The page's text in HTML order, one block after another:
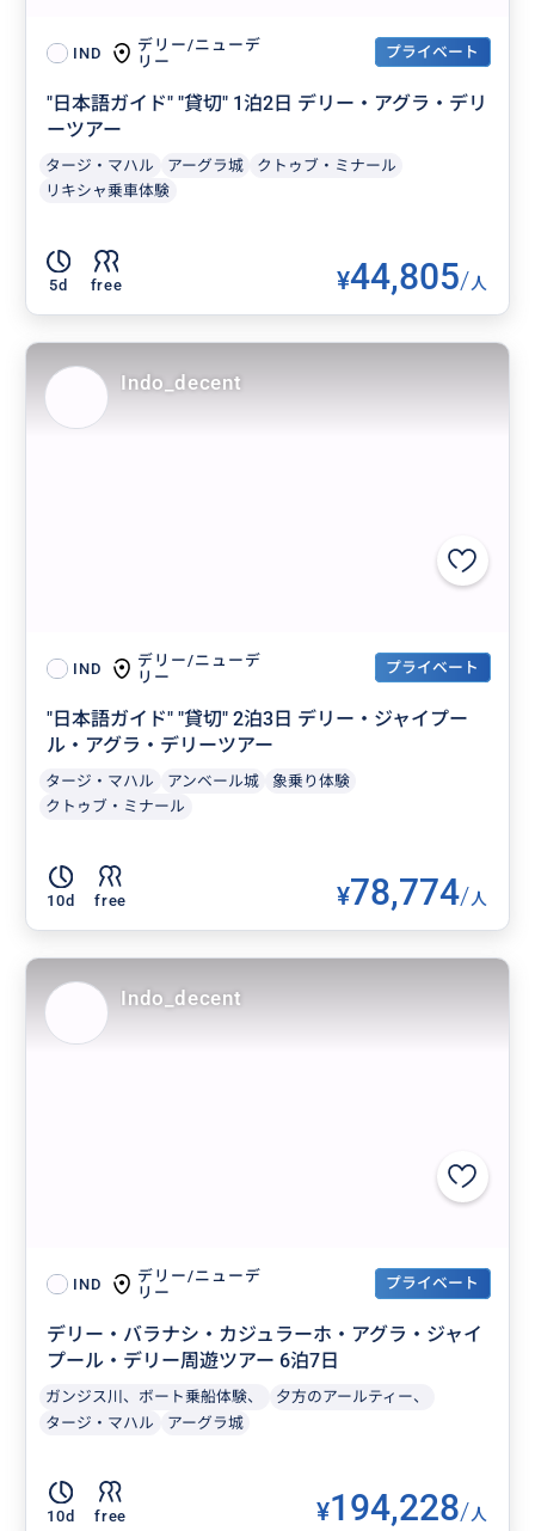
IND
デリー/ニューデ
リー
プライベート
"日本語ガイド" "貸切" 1泊2日 デリー・アグラ・デリ
ーツアー
タージ・マハル アーグラ城
クトゥブ・ミナール
リキシャ乗車体験
5d free ¥44,805/人
IND
デリー/ニューデ
リー
プライベート
"日本語ガイド" "貸切" 2泊3日 デリー・ジャイプー
ル・アグラ・デリーツアー
タージ・マハル アンベール城
象乗り体験
クトゥブ・ミナール
10d free ¥78,774/人
Indo_decent
IND
デリー/ニューデ
リー
プライベート
デリー・バラナシ・カジュラーホ・アグラ・ジャイ
プール・デリー周遊ツアー 6泊7日
ガンジス川、ボート乗船体験、
夕方のアールティー、
タージ・マハル
アーグラ城
10d free ¥194,228/人
Indo_decent